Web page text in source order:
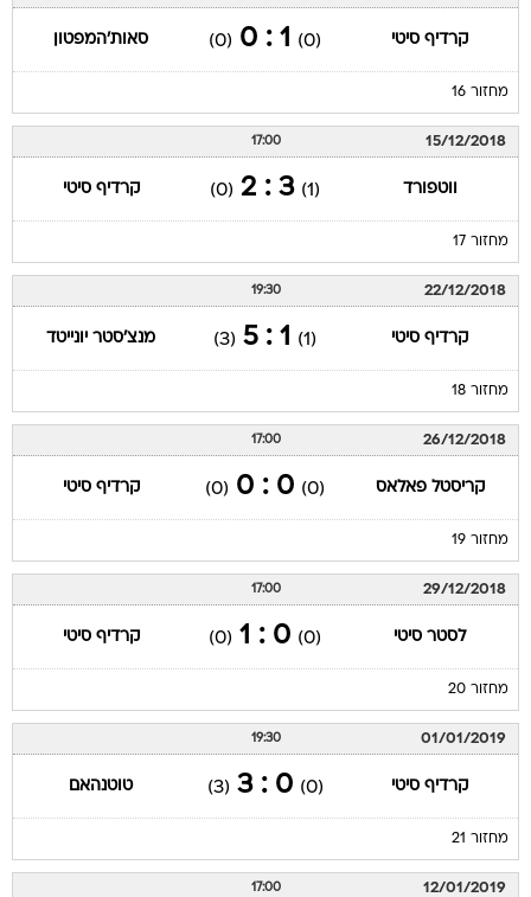
קרדיף סיטי (0)
1 : 0
(0) סאות'המפטון
מחזור 16
15/12/2018
17:00
ווטפורד (1)
3 : 2
(0) קרדיף סיטי
מחזור 17
22/12/2018
19:30
קרדיף סיטי (1)
1 : 5
(3) מנצ'סטר יונייטד
מחזור 18
26/12/2018
17:00
קריסטל פאלאס (0)
0 : 0
(0) קרדיף סיטי
מחזור 19
29/12/2018
17:00
לסטר סיטי (0)
0 : 1
(0) קרדיף סיטי
מחזור 20
01/01/2019
19:30
קרדיף סיטי (0)
0 : 3
(3) טוטנהאם
מחזור 21
12/01/2019
17:00